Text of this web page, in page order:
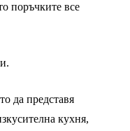
поръчките все
да представя
кухня,